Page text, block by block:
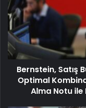
Bernstein, Satış
Optimal
Alma Notu ile